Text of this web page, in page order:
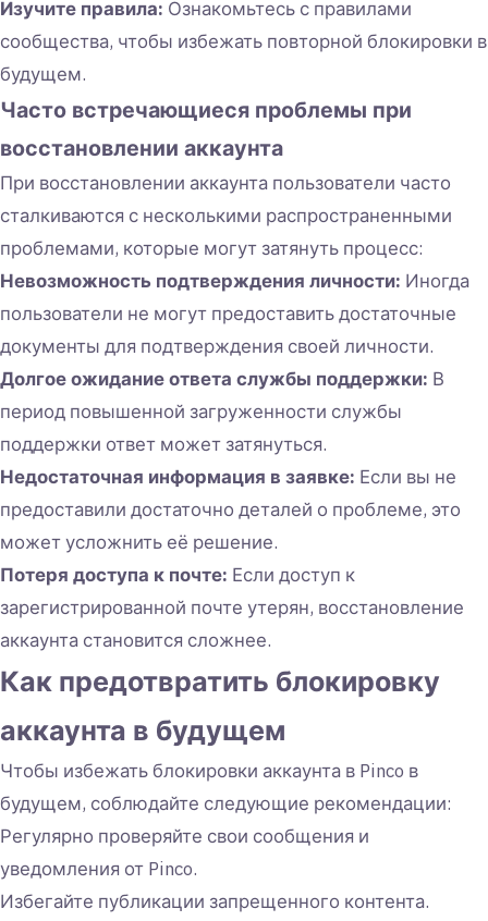
Изучите правила: Ознакомьтесь с правилами
сообщества, чтобы избежать повторной блокировки в
будущем.
Часто встречающиеся проблемы при
восстановлении аккаунта
При восстановлении аккаунта пользователи часто
сталкиваются с несколькими распространенными
проблемами, которые могут затянуть процесс:
Невозможность подтверждения личности: Иногда
пользователи не могут предоставить достаточные
документы для подтверждения своей личности.
Долгое ожидание ответа службы поддержки: В
период повышенной загруженности службы
поддержки ответ может затянуться.
Недостаточная информация в заявке: Если вы не
предоставили достаточно деталей о проблеме, это
может усложнить её решение.
Потеря доступа к почте: Если доступ к
зарегистрированной почте утерян, восстановление
аккаунта становится сложнее.
Как предотвратить блокировку
аккаунта в будущем
Чтобы избежать блокировки аккаунта в Pinco в
будущем, соблюдайте следующие рекомендации:
Регулярно проверяйте свои сообщения и
уведомления от Pinco.
Избегайте публикации запрещенного контента.